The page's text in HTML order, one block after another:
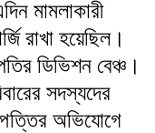
মামলাকারী
রাখা হয়েছিল।
ডিভিশন বেঞ্চ।
সদস্যদের
অভিযোগে